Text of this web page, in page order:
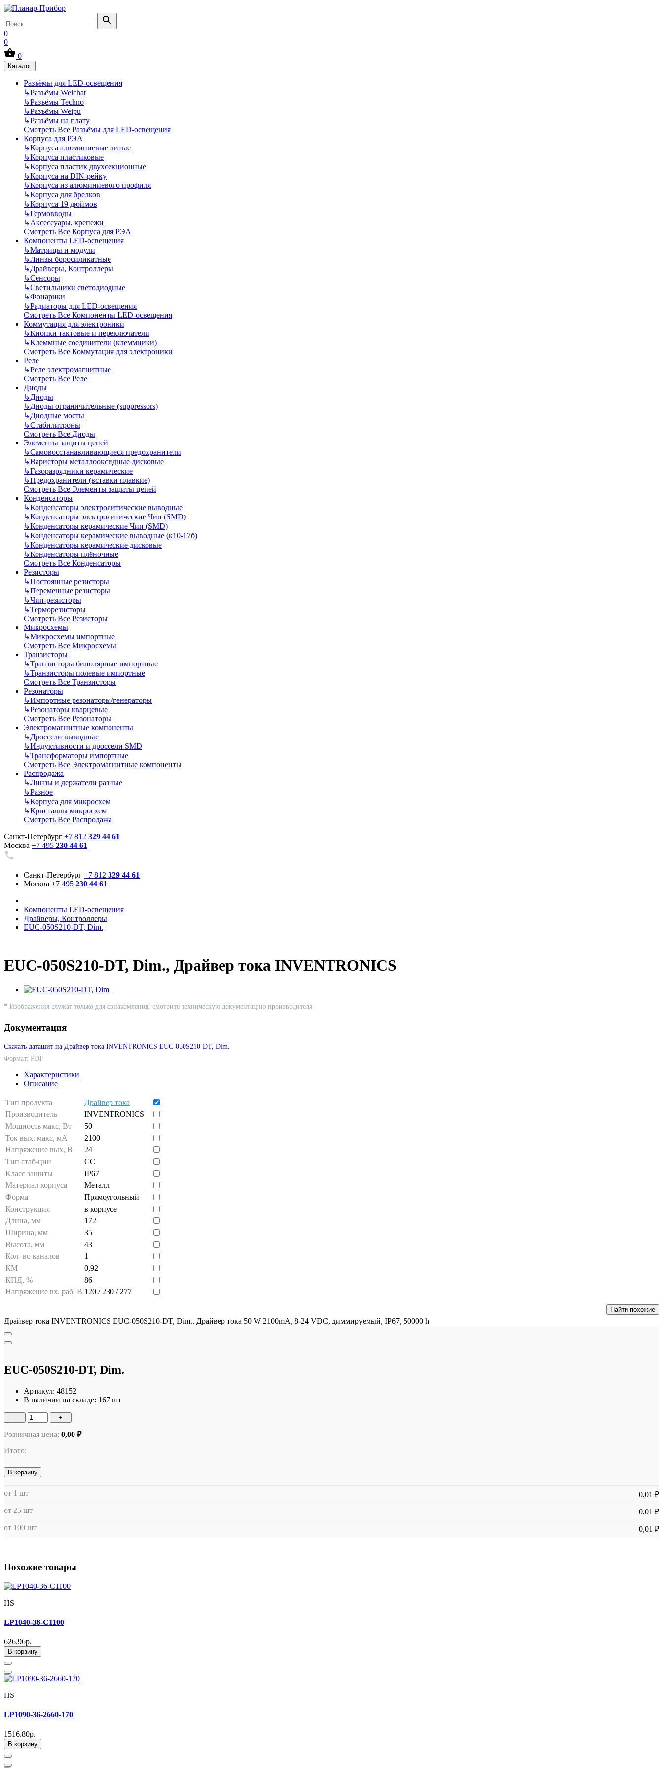
0
0
0
Каталог
Разъёмы для LED-освещения
↳Разъёмы Weichat
↳Разъёмы Techno
↳Разъёмы Weipu
↳Разъёмы на плату
Смотреть Все Разъёмы для LED-освещения
Корпуса для РЭА
↳Корпуса алюминиевые литые
↳Корпуса пластиковые
↳Корпуса пластик двухсекционные
↳Корпуса на DIN-рейку
↳Корпуса из алюминиевого профиля
↳Корпуса для брелков
↳Корпуса 19 дюймов
↳Гермовводы
↳Аксессуары, крепежи
Смотреть Все Корпуса для РЭА
Компоненты LED-освещения
↳Матрицы и модули
↳Линзы боросиликатные
↳Драйверы, Контроллеры
↳Сенсоры
↳Светильники светодиодные
↳Фонарики
↳Радиаторы для LED-освещения
Смотреть Все Компоненты LED-освещения
Коммутация для электроники
↳Кнопки тактовые и переключатели
↳Клеммные соединители (клеммники)
Смотреть Все Коммутация для электроники
Реле
↳Реле электромагнитные
Смотреть Все Реле
Диоды
↳Диоды
↳Диоды ограничительные (suppressors)
↳Диодные мосты
↳Стабилитроны
Смотреть Все Диоды
Элементы защиты цепей
↳Самовосстанавливающиеся предохранители
↳Варисторы металлооксидные дисковые
↳Газоразрядники керамические
↳Предохранители (вставки плавкие)
Смотреть Все Элементы защиты цепей
Конденсаторы
↳Конденсаторы электролитические выводные
↳Конденсаторы электролитические Чип (SMD)
↳Конденсаторы керамические Чип (SMD)
↳Конденсаторы керамические выводные (к10-17б)
↳Конденсаторы керамические дисковые
↳Конденсаторы плёночные
Смотреть Все Конденсаторы
Резисторы
↳Постоянные резисторы
↳Переменные резисторы
↳Чип-резисторы
↳Терморезисторы
Смотреть Все Резисторы
Микросхемы
↳Микросхемы импортные
Смотреть Все Микросхемы
Транзисторы
↳Транзисторы биполярные импортные
↳Транзисторы полевые импортные
Смотреть Все Транзисторы
Резонаторы
↳Импортные резонаторы/генераторы
↳Резонаторы кварцевые
Смотреть Все Резонаторы
Электромагнитные компоненты
↳Дроссели выводные
↳Индуктивности и дроссели SMD
↳Трансформаторы импортные
Смотреть Все Электромагнитные компоненты
Распродажа
↳Линзы и держатели разные
↳Разное
↳Корпуса для микросхем
↳Кристаллы микросхем
Смотреть Все Распродажа
Санкт-Петербург +7 812 329 44 61
Москва +7 495 230 44 61
Санкт-Петербург +7 812 329 44 61
Москва +7 495 230 44 61
Компоненты LED-освещения
Драйверы, Контроллеры
EUC-050S210-DT, Dim.
EUC-050S210-DT, Dim., Драйвер тока INVENTRONICS
* Изображения служат только для ознакомления, смотрите техническую документацию производителя
Документация
Скачать даташит на Драйвер тока INVENTRONICS EUC-050S210-DT, Dim.
Формат: PDF
Характеристики
Описание
Тип продукта
Драйвер тока
Производитель
INVENTRONICS
Мощность макс, Вт
50
Ток вых. макс, мА
2100
Напряжение вых, В
24
Тип стаб-ции
CC
Класс защиты
IP67
Материал корпуса
Металл
Форма
Прямоугольный
Конструкция
в корпусе
Длина, мм
172
Ширина, мм
35
Высота, мм
43
Кол- во каналов
1
КМ
0,92
КПД, %
86
Напряжение вх. раб, В 120 / 230 / 277
Найти похожие
Драйвер тока INVENTRONICS EUC-050S210-DT, Dim.. Драйвер тока 50 W 2100mA, 8-24 VDC, диммируемый, IP67, 50000 h
EUC-050S210-DT, Dim.
Артикул: 48152
В наличии на складе: 167 шт
- +
Розничная цена: 0,00 ₽
Итого:
В корзину
от 1 шт
0,01 ₽
от 25 шт
0,01 ₽
от 100 шт
0,01 ₽
Похожие товары
HS
LP1040-36-C1100
626.96р.
В корзину
HS
LP1090-36-2660-170
1516.80р.
В корзину